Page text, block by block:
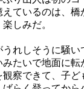
ているのは、
しみだ。
れしそうに騒
たいで地面に
察できて、子